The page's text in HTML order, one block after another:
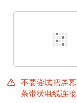
不要尝试把屏
条带状电线连接